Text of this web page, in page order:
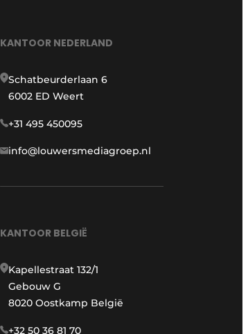
KANTOOR NEDERLAND
Schatbeurderlaan 6
6002 ED Weert
+31 495 450095
info@louwersmediagroep.nl
KANTOOR BELGIË
Kapellestraat 132/1
Gebouw G
8020 Oostkamp België
+32 50 36 81 70